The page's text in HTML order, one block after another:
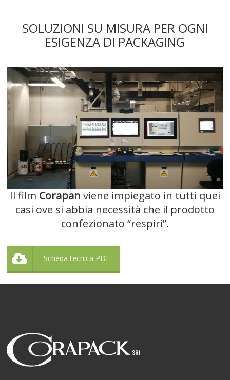
SOLUZIONI SU MISURA PER OGNI
ESIGENZA DI PACKAGING
Il film Corapan viene impiegato in tutti quei
casi ove si abbia necessità che il prodotto
confezionato “respiri”.
Scheda tecnica PDF